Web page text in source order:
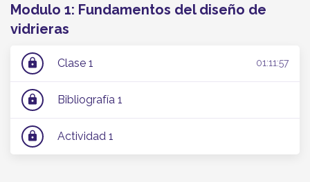
Modulo 1: Fundamentos del diseño de
vidrieras
lock Clase 1 01:11:57
lock Bibliografía 1
lock Actividad 1